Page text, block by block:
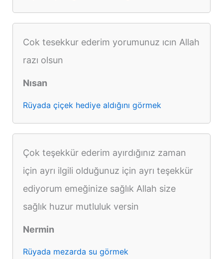
Cok tesekkur ederim yorumunuz ıcın Allah
razı olsun
Nısan
Rüyada çiçek hediye aldığını görmek
Çok teşekkür ederim ayırdığınız zaman
için ayrı ilgili olduğunuz için ayrı teşekkür
ediyorum emeğinize sağlık Allah size
sağlık huzur mutluluk versin
Nermin
Rüyada mezarda su görmek